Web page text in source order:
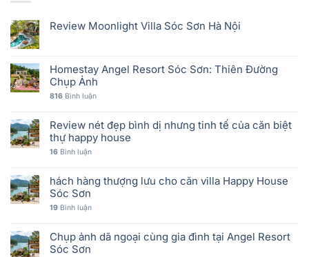
Review Moonlight Villa Sóc Sơn Hà Nội
Homestay Angel Resort Sóc Sơn: Thiên Đường
Chụp Ảnh
816 Bình luận
Review nét đẹp bình dị nhưng tinh tế của căn biệt
thự happy house
16 Bình luận
hách hàng thượng lưu cho căn villa Happy House
Sóc Sơn
19 Bình luận
Chụp ảnh dã ngoại cùng gia đình tại Angel Resort
Sóc Sơn